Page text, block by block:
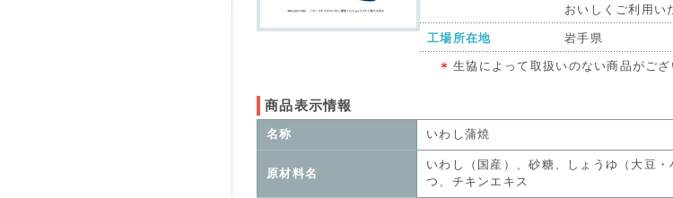
おいしくご利用い
工場所在地 岩手県
生協によって取扱いのない商品がござ
商品表示情報
名称 いわし蒲焼
原材料名
いわし（国産）、砂糖、しょうゆ（大豆
つ、チキンエキス